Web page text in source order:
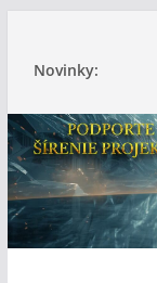
Novinky: